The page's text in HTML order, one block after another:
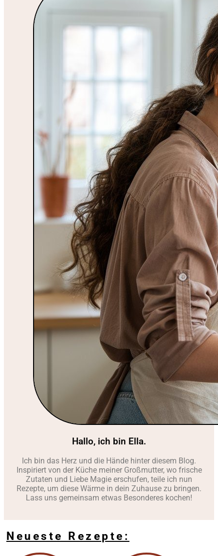
Hallo, ich bin Ella.
Ich bin das Herz und die Hände hinter diesem Blog.
Inspiriert von der Küche meiner Großmutter, wo frische
Zutaten und Liebe Magie erschufen, teile ich nun
Rezepte, um diese Wärme in dein Zuhause zu bringen.
Lass uns gemeinsam etwas Besonderes kochen!
Neueste Rezepte: